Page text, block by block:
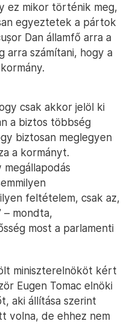
ez mikor történik meg,
egyeztetek a pártok
Dan államfő arra a
arra számítani, hogy a
csak akkor jelöl ki
a biztos többség
biztosan meglegyen
a kormányt.
feltételem, csak az,
– mondta,
most a parlamenti
miniszterelnököt kért
Eugen Tomac elnöki
aki állítása szerint
volna, de ehhez nem